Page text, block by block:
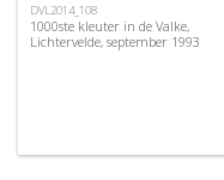
DVL2014_108
1000ste kleuter in de Valke,
Lichtervelde, september 1993